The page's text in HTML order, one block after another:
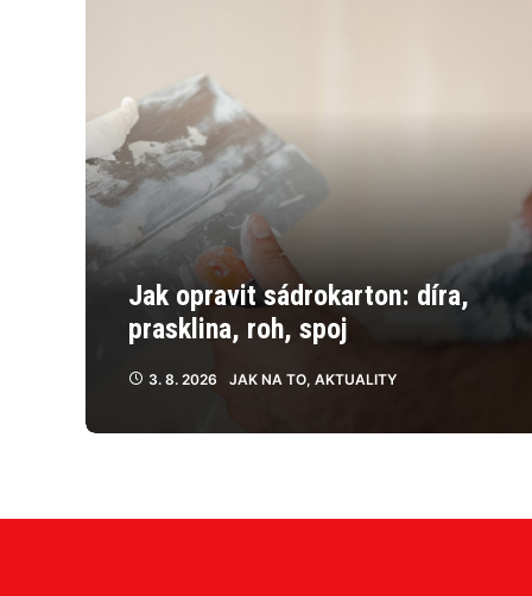
Jak opravit sádrokarton: díra,
prasklina, roh, spoj
3. 8. 2026 JAK NA TO, AKTUALITY